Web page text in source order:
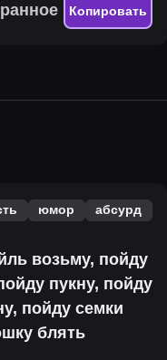
Копировать
юмор абсурд
возьму, пойду
пукну, пойду
пойду семки
блять